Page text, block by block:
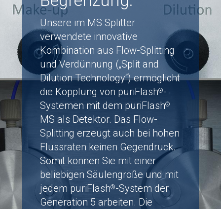
Unsere im MS Splitter
verwendete innovative
Kombination aus Flow-Splitting
und Verdünnung („Split and
Dilution Technology“) ermöglicht
die Kopplung von puriFlash®-
Systemen mit dem puriFlash®
MS als Detektor. Das Flow-
Splitting erzeugt auch bei hohen
Flussraten keinen Gegendruck.
Somit können Sie mit einer
beliebigen Säulengröße und mit
jedem puriFlash®-System der
Generation 5 arbeiten. Die